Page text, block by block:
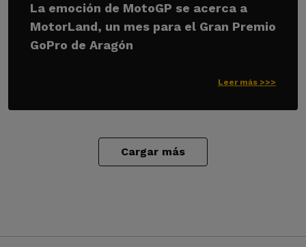
La emoción de MotoGP se acerca a
MotorLand, un mes para el Gran Premio
GoPro de Aragón
Leer más >>>
Cargar más